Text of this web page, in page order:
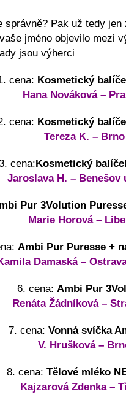
správně? Pak už tedy
jméno objevilo mezi
jsou výherci
cena: Kosmetický
Hana Nováková –
cena: Kosmetický
Tereza K. – Brno
cena:Kosmetický
Jaroslava H. – Benešov
Pur 3Volution
Marie Horová –
Ambi Pur Puresse +
Damaská –
6. cena: Ambi Pur
Renáta Žádníková –
7. cena: Vonná svíčka
V. Hrušková –
8. cena: Tělové mléko
Kajzarová Zdenka –